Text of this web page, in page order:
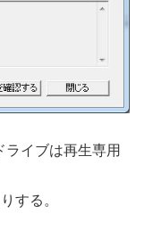
イブは再生専用
する。